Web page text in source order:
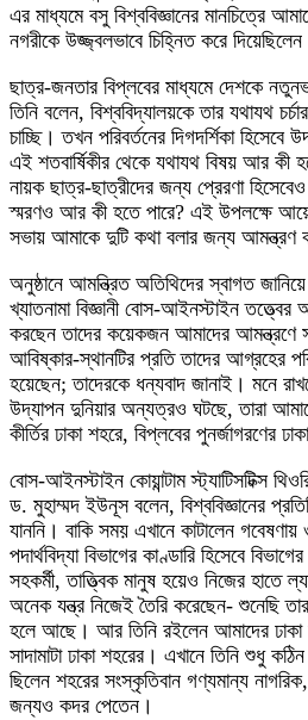
এর মাধ্যমে বসু বিশ্ববিজ্ঞানের মানচিত্রে
নগরীকে উজ্জ্বলভাবে চিহ্নিত করে
ছাত্র-জনতার বিপ্লবের মাধ্যমে দেশকে
তিনি বলেন, বিশ্ববিদ্যালয়কে তার যথাযথ
চাচ্ছি। তখন পরিবর্তনের দিগদর্শিকা
এই শতবার্ষিকীর থেকে যথাযথ বিষয় আর কী
নায়ক ছাত্র-ছাত্রীদের জন্য প্রেরণা
স্মরণও আর কী হতে পারে? এই উপলক্ষে
সভায় আমাকে দুটি কথা বলার জন্য
অনুষ্ঠানে আমন্ত্রিত অতিথিদের স্বাগত
খ্যাতনামা বিজ্ঞানী বোস-আইনস্টাইন
করছেন তাদের কয়েকজন আমাদের আমন্ত্রণে
আবিষ্কার-স্থানটির প্রতি তাদের আগ্রহের
হয়েছেন; তাদেরকে ধন্যবাদ জানাই। মনে
উদ্‌যাপন দুনিয়ার অন্যত্রও ঘটছে, তারা
কীর্তির ঢাকা শহরে, বিপ্লবের পুনর্জাগরণের
বোস-আইনস্টাইন কোয়ান্টাম স্ট্যাটিসটিক্স
ড. মুহাম্মদ ইউনূস বলেন, বিশ্ববিজ্ঞানের
যাননি। বাকি সময় এখানে কাটালেন গবেষণায়
পদার্থবিদ্যা বিভাগের কাণ্ডারি হিসেবে
সহকর্মী, তাত্ত্বিক মানুষ হয়েও নিজের হাতে
অনেক যন্ত্র নিজেই তৈরি করেছেন- শুনেছি
হলে আছে। আর তিনি রইলেন আমাদের ঢাকা
সাদামাটা ঢাকা শহরের। এখানে তিনি শুধু কঠিন
ছিলেন শহরের সংস্কৃতিবান গণ্যমান্য
জন্যও কদর পেতেন।